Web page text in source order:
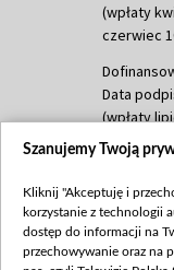
(wpłaty
czerwiec
Data
(wpłaty
(wpłata
Data
Szanujemy Twoją
Kliknij "Akceptuję i
korzystanie z technologii
dostęp do informacji na
przechowywanie oraz na